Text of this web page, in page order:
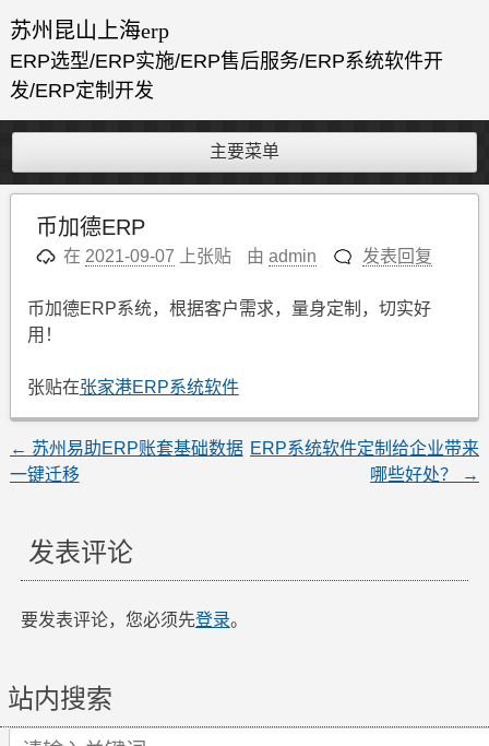
跳
至
内
容
苏州昆山上海erp
ERP选型/ERP实施/ERP售后服务/ERP系统软件开
发/ERP定制开发
主要菜单
币加德ERP
在 2021-09-07 上张贴 由admin 发表回复
币加德ERP系统，根据客户需求，量身定制，切实好
用！
张贴在张家港ERP系统软件
文
章
← 苏州易助ERP账套基础数据
一键迁移
ERP系统软件定制给企业带来
哪些好处？
→
发表评论
要发表评论，您必须先登录。
站内搜索
Search